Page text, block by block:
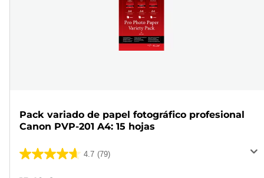
Pack variado de papel fotográfico profesional
Canon PVP-201 A4: 15 hojas
4.7 (79)
4.7